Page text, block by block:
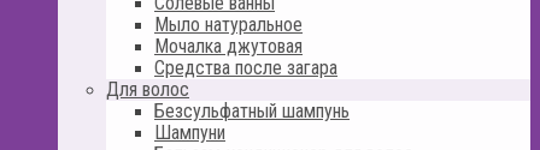
Мыло натуральное
Мочалка джутовая
Средства после загара
Для волос
Безсульфатный шампунь
Шампуни